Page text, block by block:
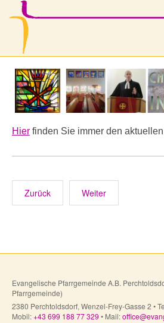
Hier finden Sie immer den
Zurück Weiter
Evangelische Pfarrgemeinde A.B.
Pfarrgemeinde)
2380 Perchtoldsdorf, Wenzel-Frey-Gasse 2 •
Mobil:+43 699 188 77 329 • Mail: